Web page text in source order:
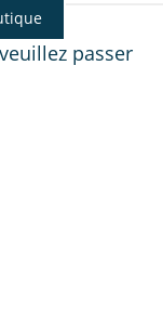
passer